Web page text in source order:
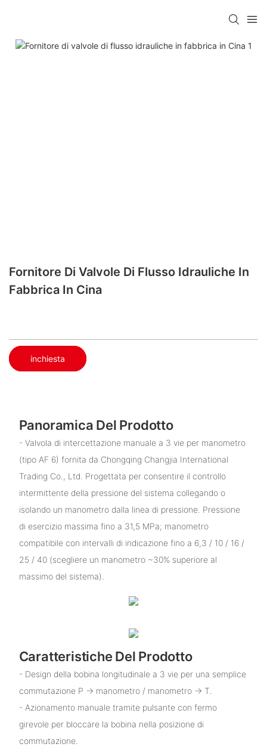
Fornitore Di Valvole Di Flusso Idrauliche In
Fabbrica In Cina
inchiesta
Panoramica Del Prodotto
- Valvola di intercettazione manuale a 3 vie per manometro
(tipo AF 6) fornita da Chongqing Changjia International
Trading Co., Ltd. Progettata per consentire il controllo
intermittente della pressione del sistema collegando o
isolando un manometro dalla linea di pressione. Pressione
di esercizio massima fino a 31,5 MPa; manometro
compatibile con intervalli di indicazione fino a 6,3 / 10 / 16 /
25 / 40 (scegliere un manometro ~30% superiore al
massimo del sistema).
Caratteristiche Del Prodotto
- Design della bobina longitudinale a 3 vie per una semplice
commutazione P → manometro / manometro → T.
- Azionamento manuale tramite pulsante con fermo
girevole per bloccare la bobina nella posizione di
commutazione.